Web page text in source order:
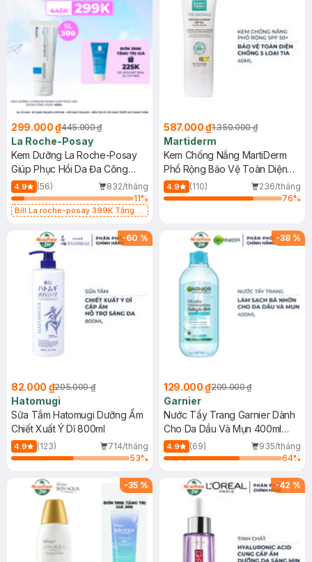
299.000 ₫445.000 ₫
La Roche-Posay
Kem Dưỡng La Roche-Posay
Giúp Phục Hồi Da Đa Công
Dụng 40ml
4.9 (56)
832/tháng
11%
Bill La roche-posay 399K Tặng
(SL có hạn)
587.000 ₫1.350.000 ₫
Martiderm
Kem Chống Nắng MartiDerm
Phổ Rộng Bảo Vệ Toàn Diện
40ml
4.9 (110)
236/tháng
76%
-60 %
82.000 ₫205.000 ₫
Hatomugi
Sữa Tắm Hatomugi Dưỡng Ẩm
Chiết Xuất Ý Dĩ 800ml
4.9 (123)
714/tháng
53%
-38 %
129.000 ₫209.000 ₫
Garnier
Nước Tẩy Trang Garnier Dành
Cho Da Dầu Và Mụn 400ml
(Mới)
4.9 (69)
935/tháng
64%
-35 % -42 %